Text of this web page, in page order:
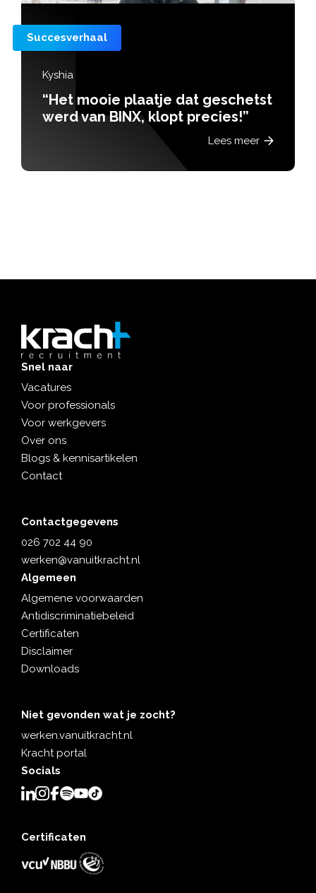
Succesverhaal
Kyshia
“Het mooie plaatje dat geschetst
werd van BINX, klopt precies!”
Lees meer
Snel naar
Vacatures
Voor professionals
Voor werkgevers
Over ons
Blogs & kennisartikelen
Contact
Contactgegevens
026 702 44 90
werken@vanuitkracht.nl
Algemeen
Algemene voorwaarden
Antidiscriminatiebeleid
Certificaten
Disclaimer
Downloads
Niet gevonden wat je zocht?
werken.vanuitkracht.nl
Kracht portal
Socials
Certificaten